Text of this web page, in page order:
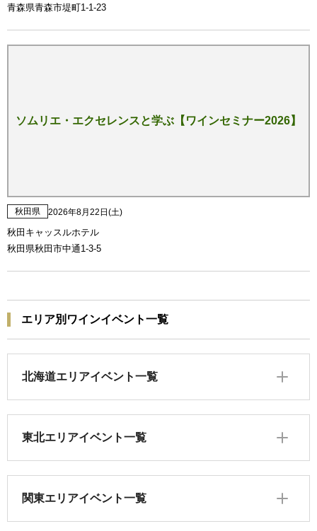
青森県青森市堤町1-1-23
ソムリエ・エクセレンスと学ぶ【ワインセミナー2026】
秋田県 2026年8月22日(土)
秋田キャッスルホテル
秋田県秋田市中通1-3-5
エリア別ワインイベント一覧
北海道エリアイベント一覧
東北エリアイベント一覧
関東エリアイベント一覧